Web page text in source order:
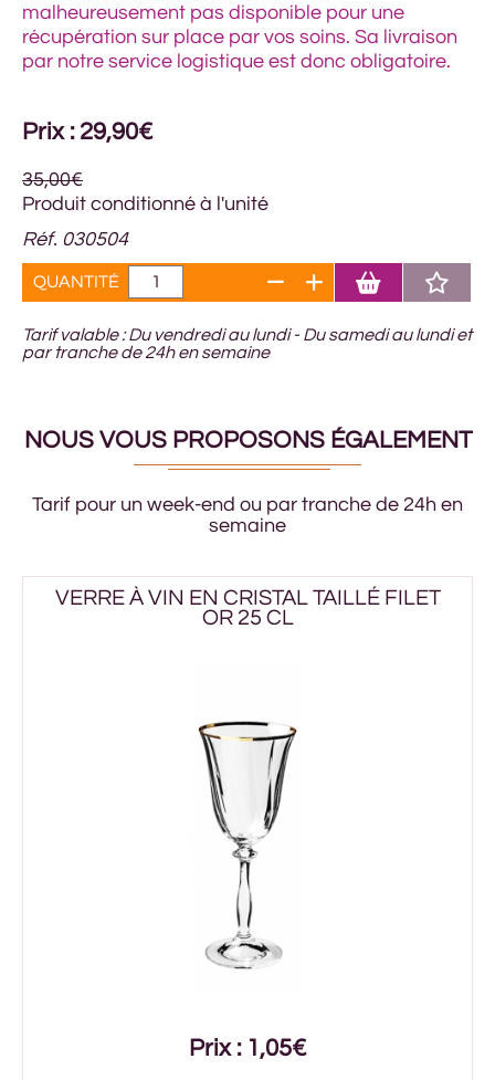
malheureusement pas disponible pour une
récupération sur place par vos soins. Sa livraison
par notre service logistique est donc obligatoire.
Prix : 29,90€
35,00€
Produit conditionné à l'unité
Réf. 030504
QUANTITÉ
Tarif valable : Du vendredi au lundi - Du samedi au lundi et
par tranche de 24h en semaine
NOUS VOUS PROPOSONS ÉGALEMENT
Tarif pour un week-end ou par tranche de 24h en
semaine
VERRE À VIN EN CRISTAL TAILLÉ FILET
OR 25 CL
Prix : 1,05€